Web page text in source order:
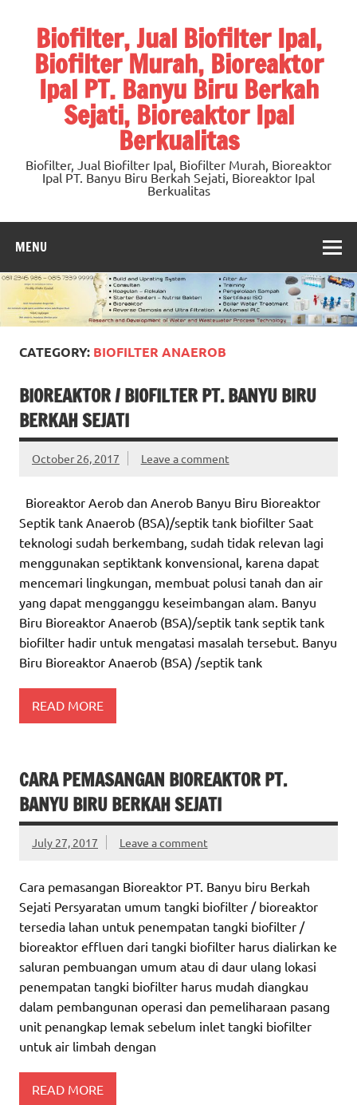
contentBiofilter, Jual Biofilter Ipal,
Biofilter Murah, Bioreaktor
Ipal PT. Banyu Biru Berkah
Sejati, Bioreaktor Ipal
Berkualitas
Biofilter, Jual Biofilter Ipal, Biofilter Murah, Bioreaktor
Ipal PT. Banyu Biru Berkah Sejati, Bioreaktor Ipal
Berkualitas
MENU
CATEGORY: BIOFILTER ANAEROB
BIOREAKTOR / BIOFILTER PT. BANYU BIRU
BERKAH SEJATI
October 26, 2017 Leave a comment
Bioreaktor Aerob dan Anerob Banyu Biru Bioreaktor
Septik tank Anaerob (BSA)/septik tank biofilter Saat
teknologi sudah berkembang, sudah tidak relevan lagi
menggunakan septiktank konvensional, karena dapat
mencemari lingkungan, membuat polusi tanah dan air
yang dapat mengganggu keseimbangan alam. Banyu
Biru Bioreaktor Anaerob (BSA)/septik tank septik tank
biofilter hadir untuk mengatasi masalah tersebut. Banyu
Biru Bioreaktor Anaerob (BSA) /septik tank
READ MORE
CARA PEMASANGAN BIOREAKTOR PT.
BANYU BIRU BERKAH SEJATI
July 27, 2017 Leave a comment
Cara pemasangan Bioreaktor PT. Banyu biru Berkah
Sejati Persyaratan umum tangki biofilter / bioreaktor
tersedia lahan untuk penempatan tangki biofilter /
bioreaktor effluen dari tangki biofilter harus dialirkan ke
saluran pembuangan umum atau di daur ulang lokasi
penempatan tangki biofilter harus mudah diangkau
dalam pembangunan operasi dan pemeliharaan pasang
unit penangkap lemak sebelum inlet tangki biofilter
untuk air limbah dengan
READ MORE